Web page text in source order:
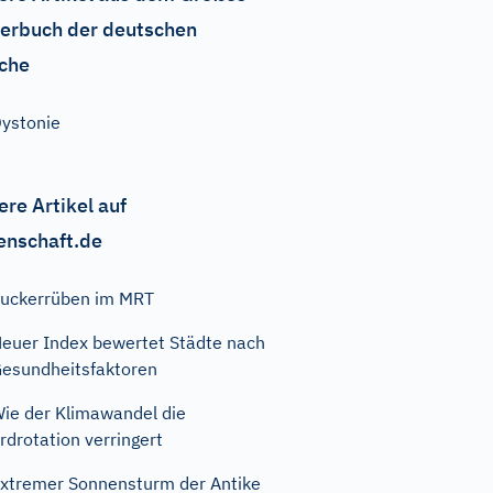
der deutschen
Artikel auf
im MRT
Index bewertet Städte nach
der Klimawandel die
verringert
Sonnensturm der Antike